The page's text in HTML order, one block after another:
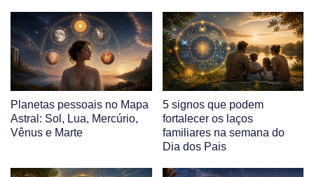
Planetas pessoais no Mapa
Astral: Sol, Lua, Mercúrio,
Vênus e Marte
5 signos que podem
fortalecer os laços
familiares na semana do
Dia dos Pais